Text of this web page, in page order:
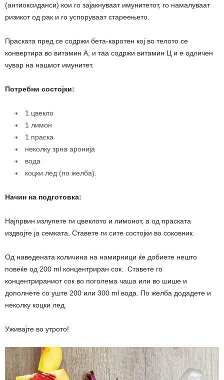
(антиоксиданси) кои го зајакнуваат имунитетот, го намалуваат
ризикот од рак и го успоруваат стареењето.
Праската пред се содржи бета-каротен кој во телото се
конвертира во витамин А, и таа содржи витамин Ц и е одличен
чувар на нашиот имунитет.
Потребни состојки:
1 цвекло
1 лимон
1 праска
неколку зрна аронија
вода
коцки лед (по желба).
Начин на подготовка:
Најпрвин излупете ги цвеклото и лимонот, а од праската
издвојте ја семката. Ставете ги сите состојки во соковник.
Од наведената количина на намирници ќе добиете нешто
повеќе од 200 ml концентриран сок. Ставете го
концентрираниот сок во поголема чаша или во шише и
дополнете со уште 200 или 300 ml вода. По желба додадете и
неколку коцки лед.
Уживајте во утрото!